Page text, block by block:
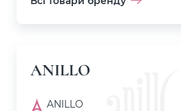
ANILLO
ANILLO